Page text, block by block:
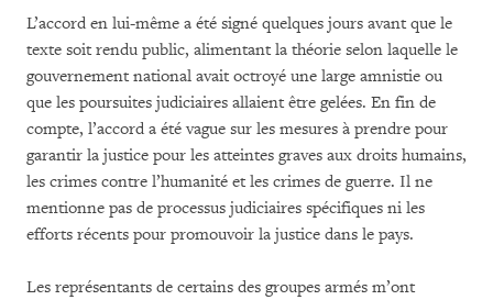
L’accord en lui-même a été signé quelques jours avant que le
texte soit rendu public, alimentant la théorie selon laquelle le
gouvernement national avait octroyé une large amnistie ou
que les poursuites judiciaires allaient être gelées. En fin de
compte, l’accord a été vague sur les mesures à prendre pour
garantir la justice pour les atteintes graves aux droits humains,
les crimes contre l’humanité et les crimes de guerre. Il ne
mentionne pas de processus judiciaires spécifiques ni les
efforts récents pour promouvoir la justice dans le pays.
Les représentants de certains des groupes armés m’ont